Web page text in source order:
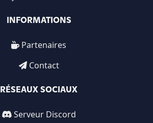
INFORMATIONS
Partenaires
Contact
RÉSEAUX SOCIAUX
Serveur Discord